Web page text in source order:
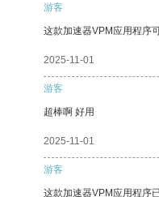
游客
这款加速器VPM应用程序
2025-11-01
游客
超棒啊 好用
2025-11-01
游客
这款加速器VPM应用程序